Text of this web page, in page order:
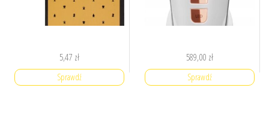
5,47 zł
Sprawdź
589,00 zł
Sprawdź